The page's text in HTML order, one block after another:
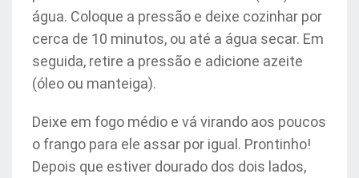
água. Coloque a pressão e deixe cozinhar por
cerca de 10 minutos, ou até a água secar. Em
seguida, retire a pressão e adicione azeite
(óleo ou manteiga).
Deixe em fogo médio e vá virando aos poucos
o frango para ele assar por igual. Prontinho!
Depois que estiver dourado dos dois lados,